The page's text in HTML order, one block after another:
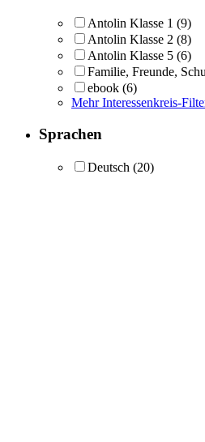
Antolin Klasse 1 (9)
Antolin Klasse 2 (8)
Antolin Klasse 5 (6)
Familie, Freunde,
ebook (6)
Mehr Interessenkreis-
Sprachen
Deutsch (20)